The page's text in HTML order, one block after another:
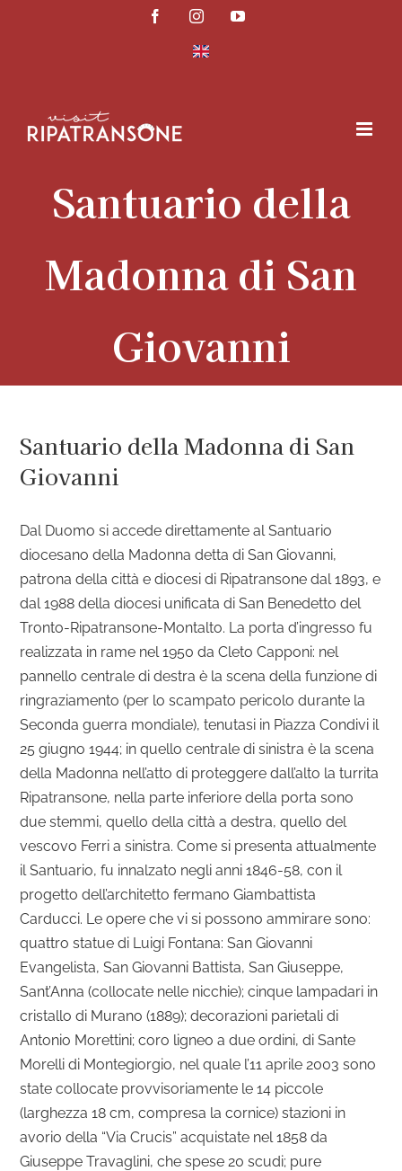
FacebookInstagramYouTube
Santuario della
Madonna di San
Giovanni
Santuario della Madonna di San
Giovanni
Dal Duomo si accede direttamente al Santuario
diocesano della Madonna detta di San Giovanni,
patrona della città e diocesi di Ripatransone dal 1893, e
dal 1988 della diocesi unificata di San Benedetto del
Tronto-Ripatransone-Montalto. La porta d’ingresso fu
realizzata in rame nel 1950 da Cleto Capponi: nel
pannello centrale di destra è la scena della funzione di
ringraziamento (per lo scampato pericolo durante la
Seconda guerra mondiale), tenutasi in Piazza Condivi il
25 giugno 1944; in quello centrale di sinistra è la scena
della Madonna nell’atto di proteggere dall’alto la turrita
Ripatransone, nella parte inferiore della porta sono
due stemmi, quello della città a destra, quello del
vescovo Ferri a sinistra. Come si presenta attualmente
il Santuario, fu innalzato negli anni 1846-58, con il
progetto dell’architetto fermano Giambattista
Carducci. Le opere che vi si possono ammirare sono:
quattro statue di Luigi Fontana: San Giovanni
Evangelista, San Giovanni Battista, San Giuseppe,
Sant’Anna (collocate nelle nicchie); cinque lampadari in
cristallo di Murano (1889); decorazioni parietali di
Antonio Morettini; coro ligneo a due ordini, di Sante
Morelli di Montegiorgio, nel quale l’11 aprile 2003 sono
state collocate provvisoriamente le 14 piccole
(larghezza 18 cm, compresa la cornice) stazioni in
avorio della “Via Crucis” acquistate nel 1858 da
Giuseppe Travaglini, che spese 20 scudi; pure